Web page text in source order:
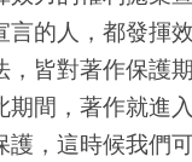
言的人，都發揮
，皆對著作保護
期間，著作就進
護，這時候我們